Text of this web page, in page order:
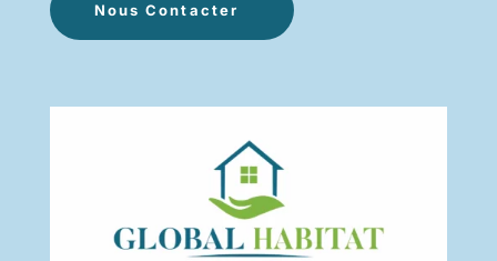
Nous Contacter